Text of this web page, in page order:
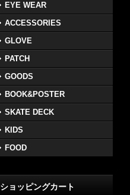
EYE WEAR
ACCESSORIES
GLOVE
PATCH
GOODS
BOOK&POSTER
SKATE DECK
KIDS
FOOD
ショッピングカート